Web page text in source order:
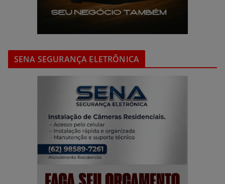
SENA SEGURANÇA ELETRÔNICA